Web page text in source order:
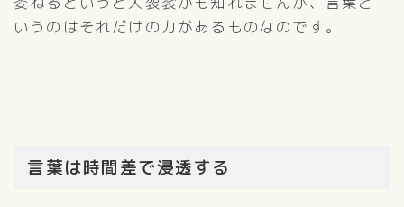
いうのはそれだけの力があるものなのです。
言葉は時間差で浸透する